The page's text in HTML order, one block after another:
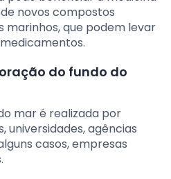
novos compostos
marinhos, que podem levar
do fundo do
mar é realizada por
universidades, agências
casos, empresas